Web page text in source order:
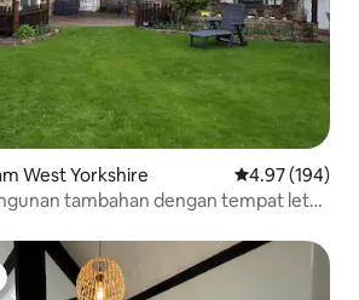
West Yorkshire Penarafan
4.97 (194)
tambahan dengan tempat letak